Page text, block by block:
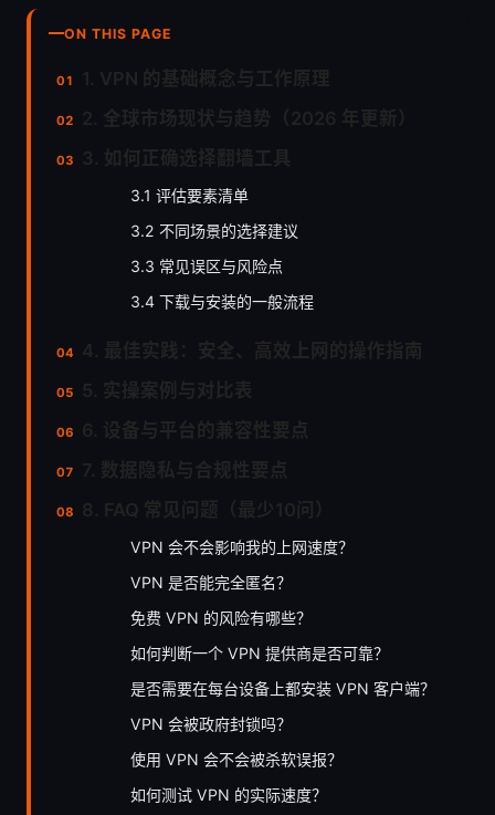
ON THIS PAGE
3.1 评估要素清单
3.2 不同场景的选择建议
3.3 常见误区与风险点
3.4 下载与安装的一般流程
VPN 会不会影响我的上网速度？
VPN 是否能完全匿名？
免费 VPN 的风险有哪些？
如何判断一个 VPN 提供商是否可靠？
是否需要在每台设备上都安装 VPN 客户端？
VPN 会被政府封锁吗？
使用 VPN 会不会被杀软误报？
如何测试 VPN 的实际速度？